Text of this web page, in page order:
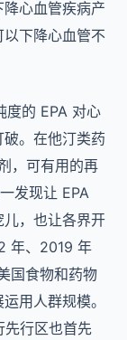
心血管疾病产
下降心血管不
度的 EPA 对心
。在他汀类药
，可有用的再
发现让 EPA
，也让各界开
年、2019 年
国食物和药物
用人群规模。
先行区也首先